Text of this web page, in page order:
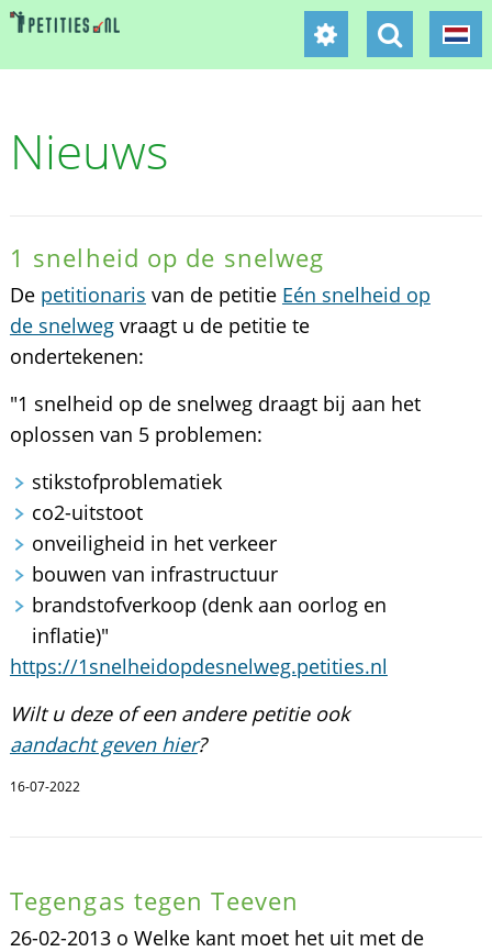
Nieuws
1 snelheid op de snelweg
De petitionaris van de petitie Eén snelheid op
de snelwegvraagt u de petitie te
ondertekenen:
"1 snelheid op de snelweg draagt bij aan het
oplossen van 5 problemen:
stikstofproblematiek
co2-uitstoot
onveiligheid in het verkeer
bouwen van infrastructuur
brandstofverkoop (denk aan oorlog en
inflatie)"
https://1snelheidopdesnelweg.petities.nl
Wilt u deze of een andere petitie ook
aandacht geven hier?
16-07-2022
Tegengas tegen Teeven
26-02-2013 o Welke kant moet het uit met de